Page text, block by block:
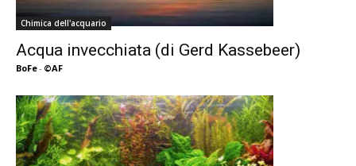
Chimica dell'acquario
Acqua invecchiata (di Gerd Kassebeer)
BoFe- ©AF